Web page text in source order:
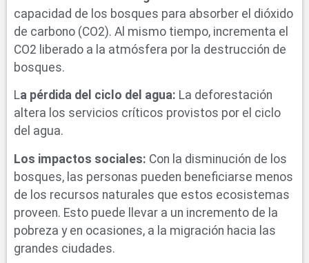
capacidad de los bosques para absorber el dióxido
de carbono (CO2). Al mismo tiempo, incrementa el
CO2 liberado a la atmósfera por la destrucción de
bosques.
La pérdida del ciclo del agua: La deforestación
altera los servicios críticos provistos por el ciclo
del agua.
Los impactos sociales: Con la disminución de los
bosques, las personas pueden beneficiarse menos
de los recursos naturales que estos ecosistemas
proveen. Esto puede llevar a un incremento de la
pobreza y en ocasiones, a la migración hacia las
grandes ciudades.